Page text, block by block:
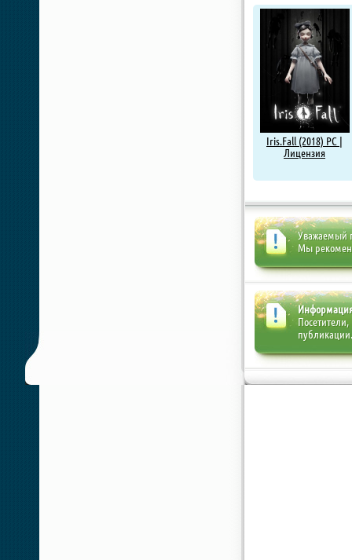
Iris.Fall (2018) PC |
Лицензия
Уважаемый
Мы
публикации.